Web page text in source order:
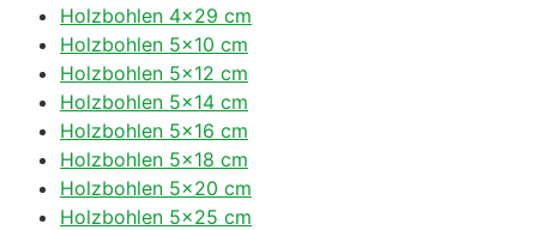
Holzbohlen 4×29 cm
Holzbohlen 5×10 cm
Holzbohlen 5×12 cm
Holzbohlen 5×14 cm
Holzbohlen 5×16 cm
Holzbohlen 5×18 cm
Holzbohlen 5×20 cm
Holzbohlen 5×25 cm